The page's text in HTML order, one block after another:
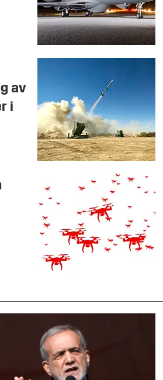
av
i